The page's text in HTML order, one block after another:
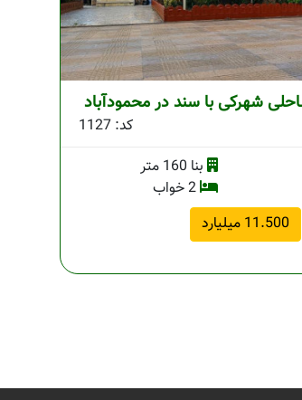
شهرکی با سند در محمودآباد
کد: 1127
بنا 160 متر
2 خواب
11.500 میلیارد